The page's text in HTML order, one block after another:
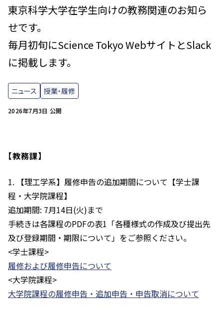
2026年7月3日 公開
東京科学大学在学生向けの教務関連のお知ら
せです。
毎月初旬にScience Tokyo WebサイトとSlack
に掲載します。
ニュース 授業・履修
【教務課】
1. 【理工学系】履修申告の追加期間について【学士課
程・大学院課程】
追加期間: 7月14日(火)まで
手続きは各課程のPDFの表1「各種様式の作成及び提出先
及び登録期間・期限について」をご参照ください。
<学士課程>
履修および履修申告について
<大学院課程>
大学院課程の履修申告・追加申告・申告取消について